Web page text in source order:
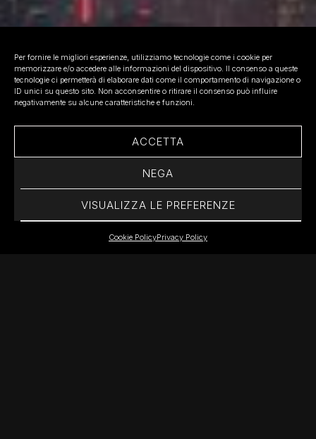
Per fornire le migliori esperienze, utilizziamo tecnologie come i cookie per
memorizzare e/o accedere alle informazioni del dispositivo. Il consenso a queste
tecnologie ci permetterà di elaborare dati come il comportamento di navigazione o
ID unici su questo sito. Non acconsentire o ritirare il consenso può influire
negativamente su alcune caratteristiche e funzioni.
ACCETTA
NEGA
VISUALIZZA LE PREFERENZE
Cookie PolicyPrivacy Policy